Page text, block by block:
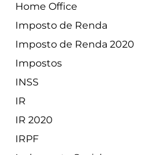
Home Office
Imposto de Renda
Imposto de Renda 2020
Impostos
INSS
IR
IR 2020
IRPF